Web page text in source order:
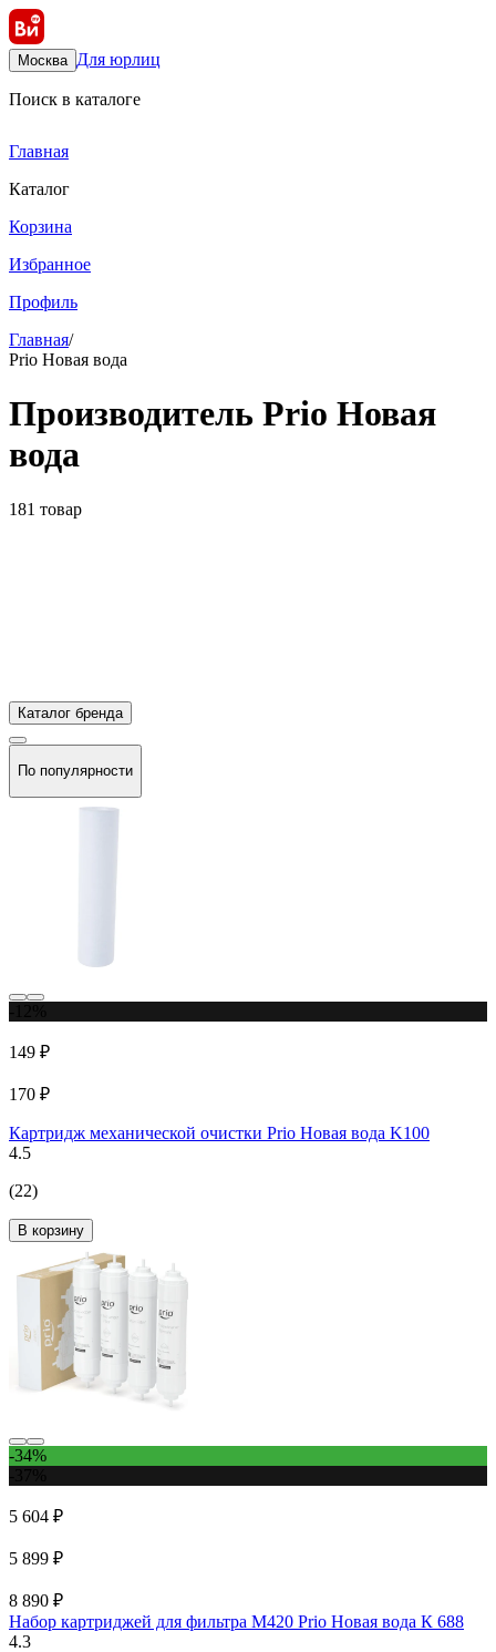
Москва Для юрлиц
Поиск в каталоге
Главная
Каталог
Корзина
Избранное
Профиль
Главная/
Prio Новая вода
Производитель Prio Новая
вода
181 товар
Каталог бренда
По популярности
149 ₽
170 ₽
Картридж механической очистки Prio Новая вода K100
4.5
(22)
В корзину
-34%
5 604 ₽
5 899 ₽
8 890 ₽
Набор картриджей для фильтра M420 Prio Новая вода К 688
4.3